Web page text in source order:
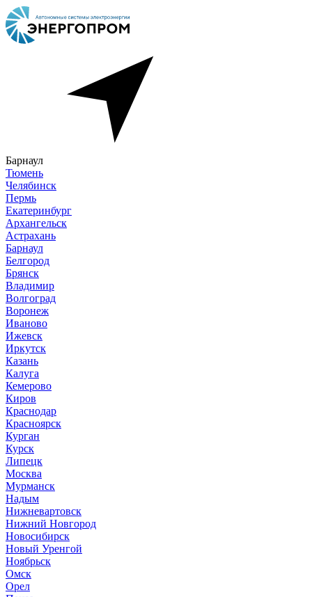
Барнаул
Тюмень
Челябинск
Пермь
Екатеринбург
Архангельск
Астрахань
Барнаул
Белгород
Брянск
Владимир
Волгоград
Воронеж
Иваново
Ижевск
Иркутск
Казань
Калуга
Кемерово
Киров
Краснодар
Красноярск
Курган
Курск
Липецк
Москва
Мурманск
Надым
Нижневартовск
Нижний Новгород
Новосибирск
Новый Уренгой
Ноябрьск
Омск
Орел